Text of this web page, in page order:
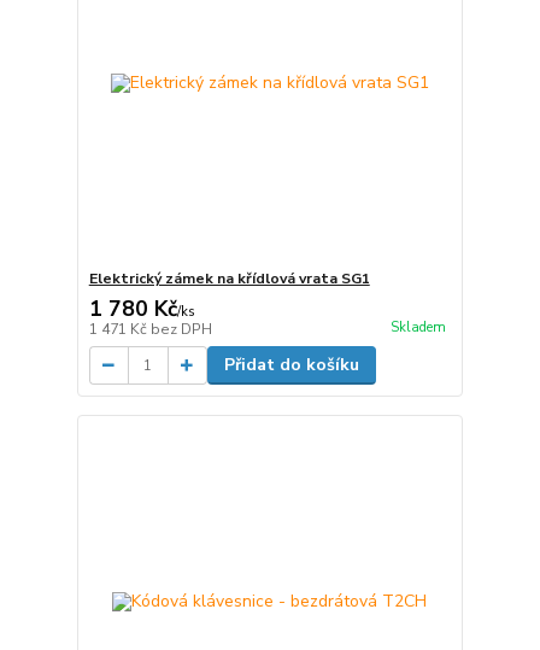
Elektrický zámek na křídlová vrata SG1
1 780 Kč/ks
1 471 Kč bez DPH Skladem
Přidat do košíku